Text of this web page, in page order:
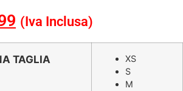
Il
prezzo
attuale
(Iva Inclusa)
TAGLIA
XS
S
M